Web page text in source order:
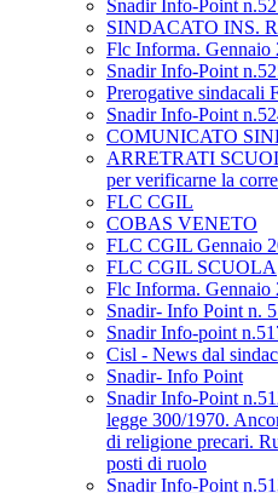
Snadir Info-Point
SINDACATO INS.
Flc Informa. Gennaio
Snadir Info-Point
Prerogative sindacali
Snadir Info-Point
COMUNICATO
ARRETRATI
per verificarne la
FLC CGIL
COBAS VENETO
FLC CGIL Gennaio
FLC CGIL SCUOLA
Flc Informa. Gennaio
Snadir- Info Point n.
Snadir Info-point
Cisl - News dal
Snadir- Info Point
Snadir Info-Point
legge 300/1970.
di religione precari.
posti di ruolo
Snadir Info-Point